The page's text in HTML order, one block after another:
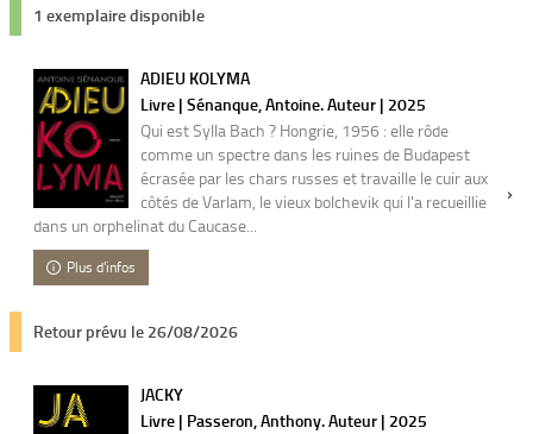
1 exemplaire disponible
ADIEU KOLYMA
Livre | Sénanque, Antoine. Auteur | 2025
Qui est Sylla Bach ? Hongrie, 1956 : elle rôde
comme un spectre dans les ruines de Budapest
écrasée par les chars russes et travaille le cuir aux
côtés de Varlam, le vieux bolchevik qui l'a recueillie
dans un orphelinat du Caucase...
Plus d'infos
Retour prévu le 26/08/2026
JACKY
Livre | Passeron, Anthony. Auteur | 2025